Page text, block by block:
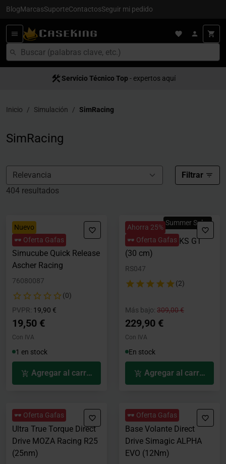
BlogMarcasSuporteContactosSeguir mi pedido
Entrega en 24/48h- para España
Servício Técnico Top - expertos aquí
Inicio Simulación SimRacing
SimRacing
Filtrar
404 resultados
Nuevo
🕶️ Oferta Gafas
Adaptador SC3
Simucube Quick Release
Ascher Racing
76080087
(0)
PVPR: Precio rebajado desde
19,90 €
19,50 €
Con IVA
1 en stock
Agregar al carrito
Ahorra 25%
🕶️ Oferta Gafas
Summer Sales
Volante MOZA KS GT
(30 cm)
RS047
(2)
Más bajo: Precio rebajado desde
309,00 €hasta
229,90 €
Con IVA
En stock
Agregar al carrito
🕶️ Oferta Gafas
Ultra True Torque Direct
Drive MOZA Racing R25
(25nm)
🕶️ Oferta Gafas
Base Volante Direct
Drive Simagic ALPHA
EVO (12Nm)